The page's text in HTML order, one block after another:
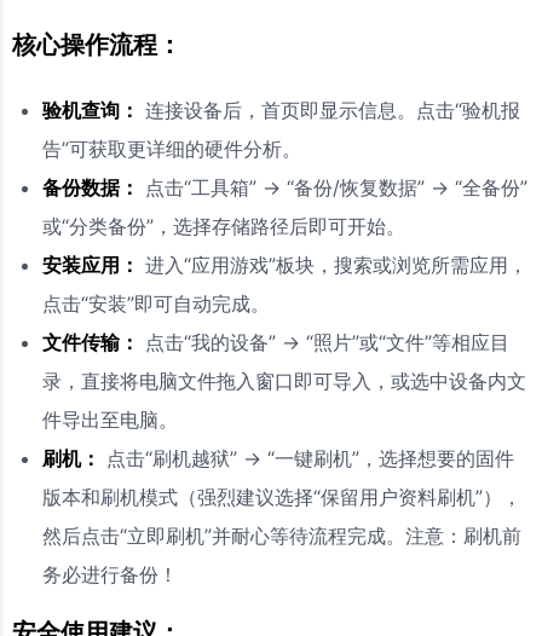
核心操作流程：
验机查询： 连接设备后，首页即显示信息。点击“验机报
告”可获取更详细的硬件分析。
备份数据：
点击“工具箱” -> “备份/恢复数据” -> “全备份”
或“分类备份”，选择存储路径后即可开始。
安装应用： 进入“应用游戏”板块，搜索或浏览所需应用，
点击“安装”即可自动完成。
文件传输：
点击“我的设备” -> “照片”或“文件”等相应目
录，直接将电脑文件拖入窗口即可导入，或选中设备内文
件导出至电脑。
刷机：
点击“刷机越狱” -> “一键刷机”，选择想要的固件
版本和刷机模式（强烈建议选择“保留用户资料刷机”），
然后点击“立即刷机”并耐心等待流程完成。注意：刷机前
务必进行备份！